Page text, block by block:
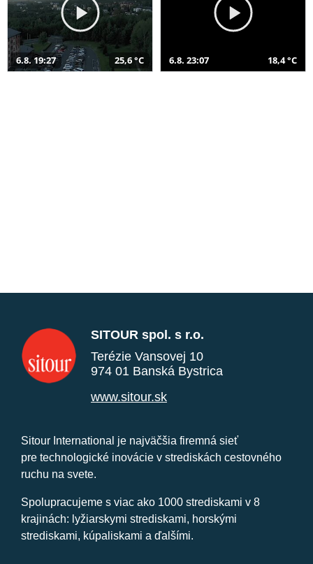
6.8. 19:27 25,6 °C 6.8. 23:07 18,4 °C
SITOUR spol. s r.o.
Terézie Vansovej 10
974 01 Banská Bystrica
www.sitour.sk
Sitour International je najväčšia firemná sieť
pre technologické inovácie v strediskách cestovného
ruchu na svete.
Spolupracujeme s viac ako 1000 strediskami v 8
krajinách: lyžiarskymi strediskami, horskými
strediskami, kúpaliskami a ďalšími.